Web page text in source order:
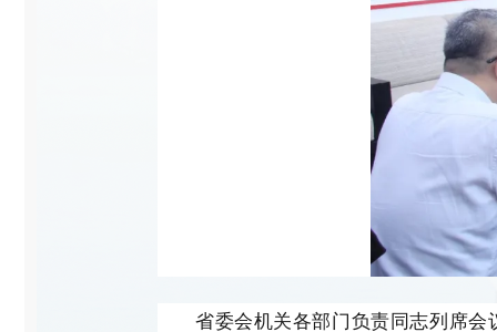
省委会机关各部门负责同志列席会